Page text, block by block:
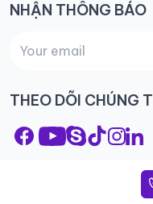
NHẬN THÔNG BÁO
THEO DÕI CHÚNG
© 2023 City